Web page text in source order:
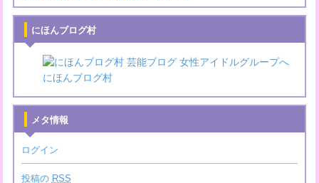
にほんブログ村
にほんブログ村
メタ情報
ログイン
投稿の RSS